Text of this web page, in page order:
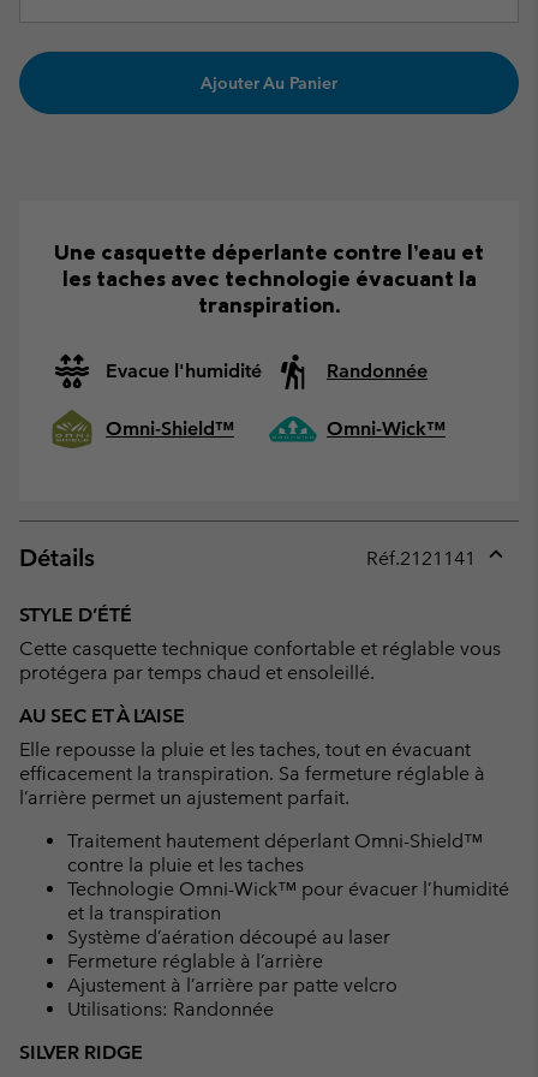
Ajouter Au Panier
Une casquette déperlante contre l’eau et
les taches avec technologie évacuant la
transpiration.
Evacue l'humidité Randonnée
Omni-Shield™ Omni-Wick™
Détails Réf.2121141
STYLE D’ÉTÉ
Cette casquette technique confortable et réglable vous
protégera par temps chaud et ensoleillé.
AU SEC ET À L’AISE
Elle repousse la pluie et les taches, tout en évacuant
efficacement la transpiration. Sa fermeture réglable à
l’arrière permet un ajustement parfait.
Traitement hautement déperlant Omni-Shield™
contre la pluie et les taches
Technologie Omni-Wick™ pour évacuer l’humidité
et la transpiration
Système d’aération découpé au laser
Fermeture réglable à l’arrière
Ajustement à l’arrière par patte velcro
Utilisations: Randonnée
SILVER RIDGE